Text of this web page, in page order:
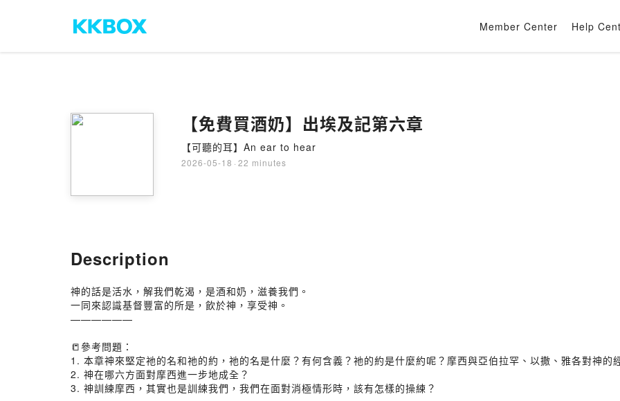
Member Center Help
【免費買酒奶】出埃及記第六章
【可聽的耳】An ear to hear
2026-05-18 · 22 minutes
Description
神的話是活水，解我們乾渴，是酒和奶，滋養我們。
一同來認識基督豐富的所是，飲於神，享受神。
——————
📒參考問題：
1. 本章神來堅定祂的名和祂的約，祂的名是什麼？有何含義？祂的約是什麼約呢？摩西與亞伯拉罕、以撒、雅各對神的
2. 神在哪六方面對摩西進一步地成全？
3. 神訓練摩西，其實也是訓練我們，我們在面對消極情形時，該有怎樣的操練？